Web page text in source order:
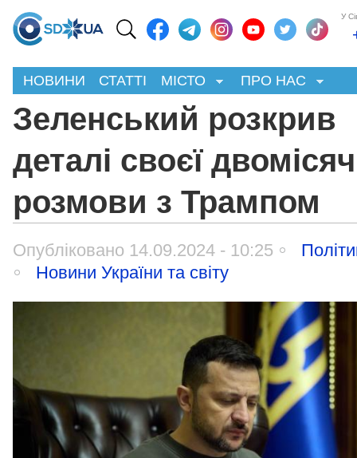
У
НОВИНИ СТАТТІ МІСТО ПРО НАС
Зеленський розкрив
деталі своєї
розмови з Трампом
Опубліковано 14.09.2024 - 10:25
Новини України та світу